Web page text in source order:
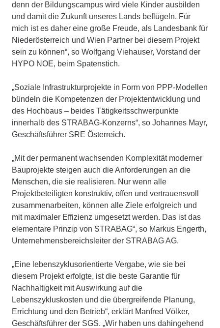
denn der Bildungscampus wird viele Kinder ausbilden
und damit die Zukunft unseres Lands beflügeln. Für
mich ist es daher eine große Freude, als Landesbank für
Niederösterreich und Wien Partner bei diesem Projekt
sein zu können“, so Wolfgang Viehauser, Vorstand der
HYPO NOE, beim Spatenstich.
„Soziale Infrastrukturprojekte in Form von PPP-Modellen
bündeln die Kompetenzen der Projektentwicklung und
des Hochbaus – beides Tätigkeitsschwerpunkte
innerhalb des STRABAG-Konzerns“, so Johannes Mayr,
Geschäftsführer SRE Österreich.
„Mit der permanent wachsenden Komplexität moderner
Bauprojekte steigen auch die Anforderungen an die
Menschen, die sie realisieren. Nur wenn alle
Projektbeteiligten konstruktiv, offen und vertrauensvoll
zusammenarbeiten, können alle Ziele erfolgreich und
mit maximaler Effizienz umgesetzt werden. Das ist das
elementare Prinzip von STRABAG“, so Markus Engerth,
Unternehmensbereichsleiter der STRABAG AG.
„Eine lebenszyklusorientierte Vergabe, wie sie bei
diesem Projekt erfolgte, ist die beste Garantie für
Nachhaltigkeit mit Auswirkung auf die
Lebenszykluskosten und die übergreifende Planung,
Errichtung und den Betrieb“, erklärt Manfred Völker,
Geschäftsführer der SGS. „Wir haben uns dahingehend